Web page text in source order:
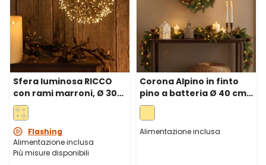
Sfera luminosa RICCO
con rami marroni, Ø 30
cm, 384 microled bianco
caldo, uso interno
Flashing
Alimentazione inclusa
Più misure disponibili
Corona Alpino in finto
pino a batteria Ø 40 cm,
con pigne e bacche, 50
led integrati bianco
caldo
Alimentazione inclusa